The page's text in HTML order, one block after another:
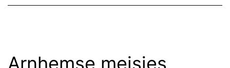
Arnhemse meisjes